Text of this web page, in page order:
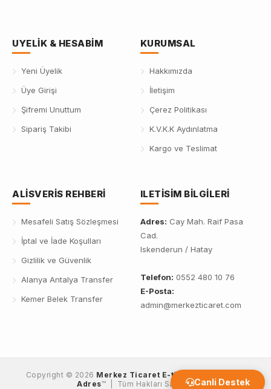
Canli Destek
UYELIK & HESABIM
Yeni Üyelik
Üye Girişi
Şifremi Unuttum
Sipariş Takibi
KURUMSAL
Hakkımızda
İletişim
Çerez Politikası
K.V.K.K Aydınlatma
Kargo ve Teslimat
ALISVERIS REHBERI
Mesafeli Satış Sözleşmesi
İptal ve İade Koşulları
Gizlilik ve Güvenlik
Alanya Antalya Transfer
Kemer Belek Transfer
ILETISIM BILGILERI
Adres: Cay Mah. Raif Pasa
Cad.
Iskenderun / Hatay
Telefon: 0552 480 10 76
E-Posta:
admin@merkezticaret.com
Copyright © 2026 Merkez Ticaret E-ticaret'de Güvenli
Adres™ | Tüm Hakları Saklıdır.